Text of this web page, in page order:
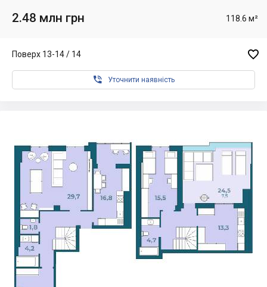
2.48 млн грн 118.6 м²
Поверх 13-14 / 14 
 Уточнити наявність